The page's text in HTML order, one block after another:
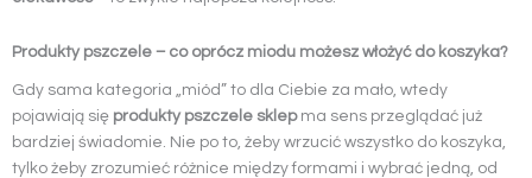
Produkty pszczele – co oprócz miodu możesz włożyć do koszyka?
Gdy sama kategoria „miód” to dla Ciebie za mało, wtedy
pojawiają się produkty pszczele sklepma sens przeglądać już
bardziej świadomie. Nie po to, żeby wrzucić wszystko do koszyka,
tylko żeby zrozumieć różnice między formami i wybrać jedną, od